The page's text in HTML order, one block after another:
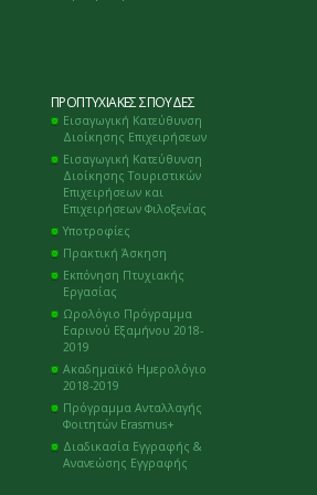
ΠΡΟΠΤΥΧΙΑΚΈΣ ΣΠΟΥΔΈΣ
Εισαγωγική Κατεύθυνση
Διοίκησης Επιχειρήσεων
Εισαγωγική Κατεύθυνση
Διοίκησης Τουριστικών
Επιχειρήσεων και
Επιχειρήσεων Φιλοξενίας
Υποτροφίες
Πρακτική Άσκηση
Εκπόνηση Πτυχιακής
Εργασίας
Ωρολόγιο Πρόγραμμα
Εαρινού Εξαμήνου 2018-
2019
Ακαδημαϊκό Ημερολόγιο
2018-2019
Πρόγραμμα Ανταλλαγής
Φοιτητών Erasmus+
Διαδικασία Εγγραφής &
Ανανεώσης Εγγραφής